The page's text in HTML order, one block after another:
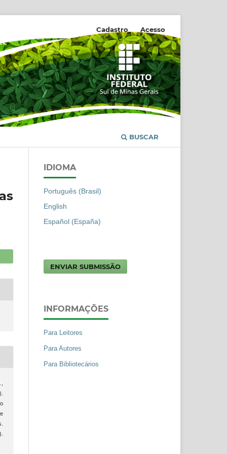
REVISTA AGROGEOAMBIENTAL
BUSCAR
Cadastro Acesso
IDIOMA
Português (Brasil)
English
Español (España)
ENVIAR SUBMISSÃO
INFORMAÇÕES
Para Leitores
Para Autores
Para Bibliotecários